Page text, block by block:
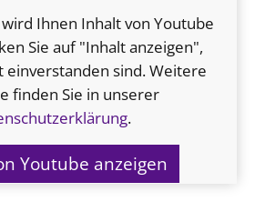
Ihnen Inhalt von Youtube
Sie auf "Inhalt anzeigen",
einverstanden sind. Weitere
finden Sie in unserer
.
Youtube anzeigen